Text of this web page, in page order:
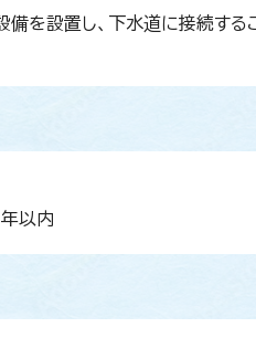
を設置し、下水道に接続する
年以内